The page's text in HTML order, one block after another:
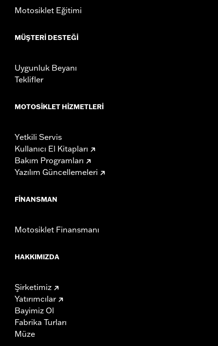
Motosiklet Eğitimi
MÜŞTERI DESTEĞI
Uygunluk Beyanı
Teklifler
MOTOSIKLET HIZMETLERI
Yetkili Servis
Kullanıcı El Kitapları
Bakım Programları
Yazılım Güncellemeleri
FINANSMAN
Motosiklet Finansmanı
HAKKIMIZDA
Şirketimiz
Yatırımcılar
Bayimiz Ol
Fabrika Turları
Müze